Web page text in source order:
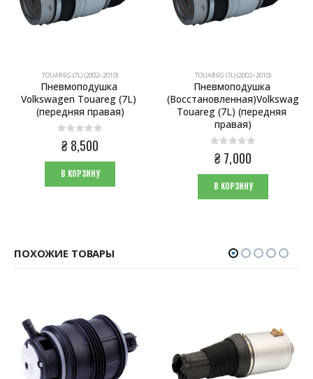
TOUAREG (7L) (2002–2010)
Пневмоподушка
Volkswagen Touareg (7L)
(передняя правая)
0из 5
₴8,500
В КОРЗИНУ
TOUAREG (7L) (2002–2010)
Пневмоподушка
(Восстановленная)Volkswagen
Touareg (7L) (передняя
правая)
0из 5
₴7,000
В КОРЗИНУ
ПОХОЖИЕ ТОВАРЫ